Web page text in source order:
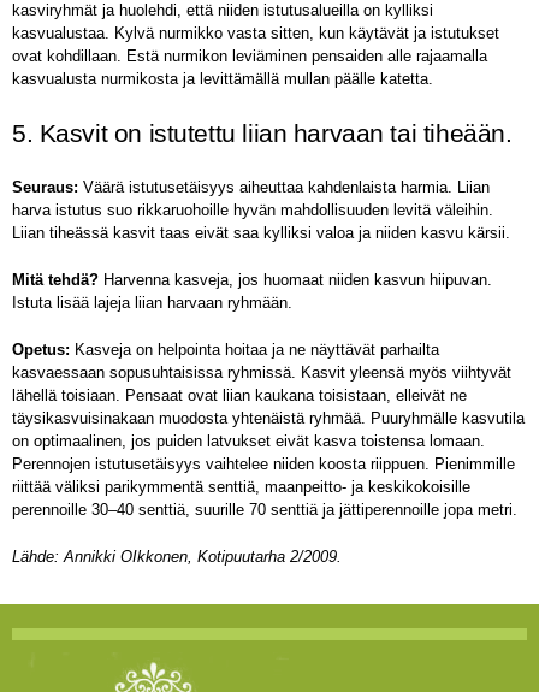
kasviryhmät ja huolehdi, että niiden istutusalueilla on kylliksi
kasvualustaa. Kylvä nurmikko vasta sitten, kun käytävät ja istutukset
ovat kohdillaan. Estä nurmikon leviäminen pensaiden alle rajaamalla
kasvualusta nurmikosta ja levittämällä mullan päälle katetta.
5. Kasvit on istutettu liian harvaan tai tiheään.
Seuraus: Väärä istutusetäisyys aiheuttaa kahdenlaista harmia. Liian
harva istutus suo rikkaruohoille hyvän mahdollisuuden levitä väleihin.
Liian tiheässä kasvit taas eivät saa kylliksi valoa ja niiden kasvu kärsii.
Mitä tehdä? Harvenna kasveja, jos huomaat niiden kasvun hiipuvan.
Istuta lisää lajeja liian harvaan ryhmään.
Opetus: Kasveja on helpointa hoitaa ja ne näyttävät parhailta
kasvaessaan sopusuhtaisissa ryhmissä. Kasvit yleensä myös viihtyvät
lähellä toisiaan. Pensaat ovat liian kaukana toisistaan, elleivät ne
täysikasvuisinakaan muodosta yhtenäistä ryhmää. Puuryhmälle kasvutila
on optimaalinen, jos puiden latvukset eivät kasva toistensa lomaan.
Perennojen istutusetäisyys vaihtelee niiden koosta riippuen. Pienimmille
riittää väliksi parikymmentä senttiä, maanpeitto- ja keskikokoisille
perennoille 30–40 senttiä, suurille 70 senttiä ja jättiperennoille jopa metri.
Lähde: Annikki OIkkonen, Kotipuutarha 2/2009.